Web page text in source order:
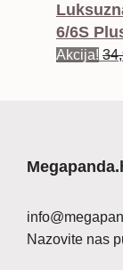
6/6S
Akcija!
Nazovite nas